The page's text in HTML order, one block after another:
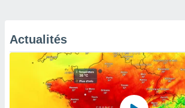
Actualités